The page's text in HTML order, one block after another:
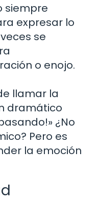
siempre
expresar lo
se
o enojo.
llamar la
dramático
¿No
Pero es
la emoción